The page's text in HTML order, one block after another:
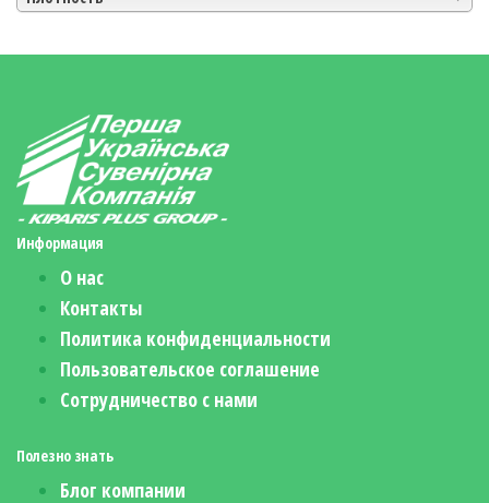
Информация
О нас
Контакты
Политика конфиденциальности
Пользовательское соглашение
Сотрудничество с нами
Полезно знать
Блог компании